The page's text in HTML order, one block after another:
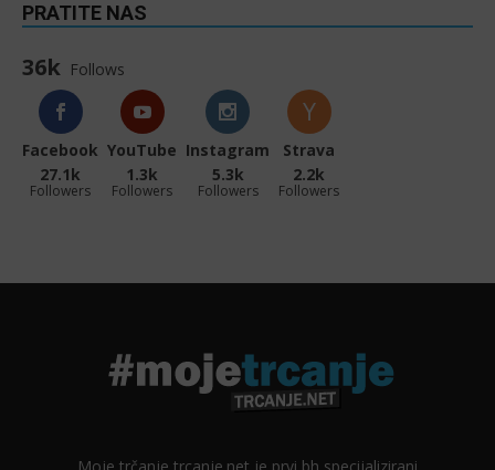
PRATITE NAS
36k Follows
Facebook
27.1k
Followers
YouTube
1.3k
Followers
Instagram
5.3k
Followers
Strava
2.2k
Followers